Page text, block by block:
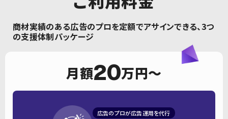
商材実績のある広告のプロを定額でアサインできる、3つ
の支援体制パッケージ
月額20万円〜
広告のプロが広告運用を代行